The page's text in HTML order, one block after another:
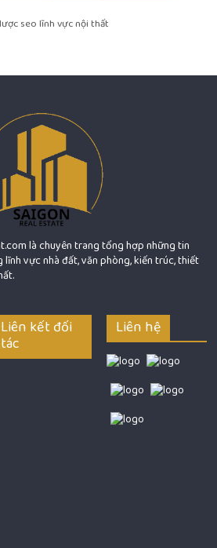
seo lĩnh vực nội thất
là chuyên trang tổng hợp những tin
vực nhà đất, văn phòng, kiến trúc, thiết
Liên kết đối
tác
Liên hệ